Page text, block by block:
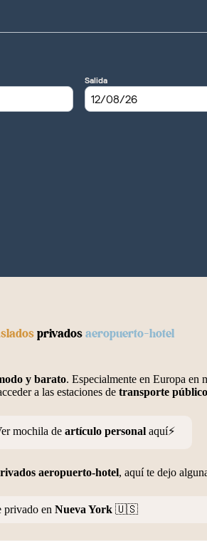
privadosaeropuerto-hotel
y barato. Especialmente en Europa en
a las estaciones de transporte público
mochila de artículo personal aquí⚡️
aeropuerto-hotel, aquí te dejo
privado en Nueva York🇺🇸